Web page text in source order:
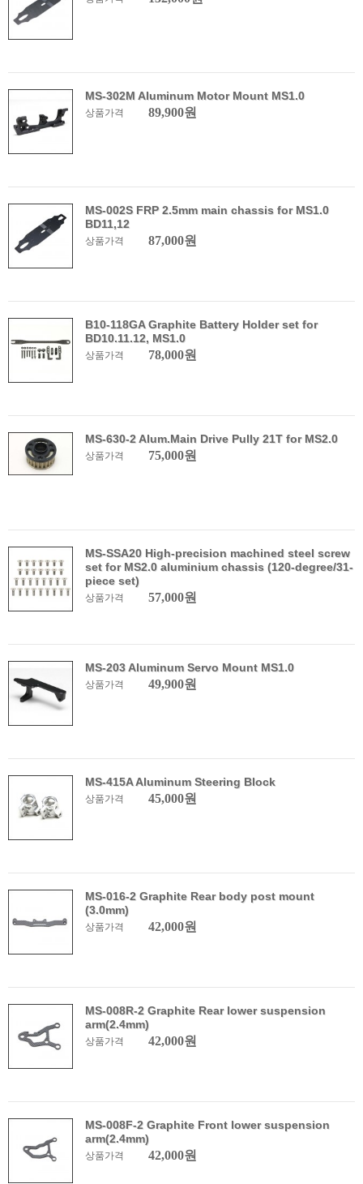
MS-302M Aluminum Motor Mount MS1.0
상품가격 89,900원
MS-002S FRP 2.5mm main chassis for MS1.0
BD11,12
상품가격 87,000원
B10-118GA Graphite Battery Holder set for
BD10.11.12, MS1.0
상품가격 78,000원
MS-630-2 Alum.Main Drive Pully 21T for MS2.0
상품가격 75,000원
MS-SSA20 High-precision machined steel screw
set for MS2.0 aluminium chassis (120-degree/31-
piece set)
상품가격 57,000원
MS-203 Aluminum Servo Mount MS1.0
상품가격 49,900원
MS-415A Aluminum Steering Block
상품가격 45,000원
MS-016-2 Graphite Rear body post mount
(3.0mm)
상품가격 42,000원
MS-008R-2 Graphite Rear lower suspension
arm(2.4mm)
상품가격 42,000원
MS-008F-2 Graphite Front lower suspension
arm(2.4mm)
상품가격 42,000원